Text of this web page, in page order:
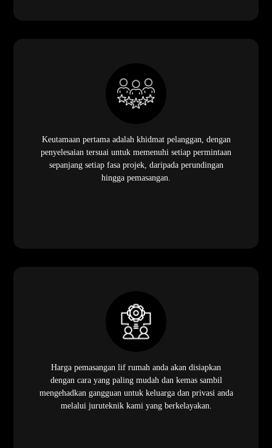
Keutamaan pertama adalah khidmat pelanggan, dengan
penyelesaian tersuai untuk memenuhi setiap permintaan
sepanjang setiap fasa projek, daripada perundingan
hingga pemasangan.
Harga pemasangan lif rumah anda akan disiapkan
dengan cara yang paling mudah dan kemas sambil
mengehadkan gangguan untuk keluarga dan privasi anda
melalui juruteknik kami yang berkelayakan.